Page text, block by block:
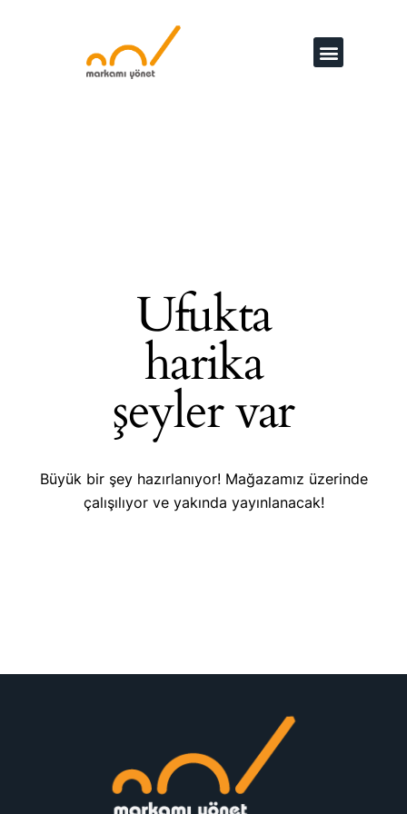
Ufukta
harika
şeyler var
Büyük bir şey hazırlanıyor! Mağazamız üzerinde
çalışılıyor ve yakında yayınlanacak!